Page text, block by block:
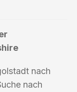
nach
nach